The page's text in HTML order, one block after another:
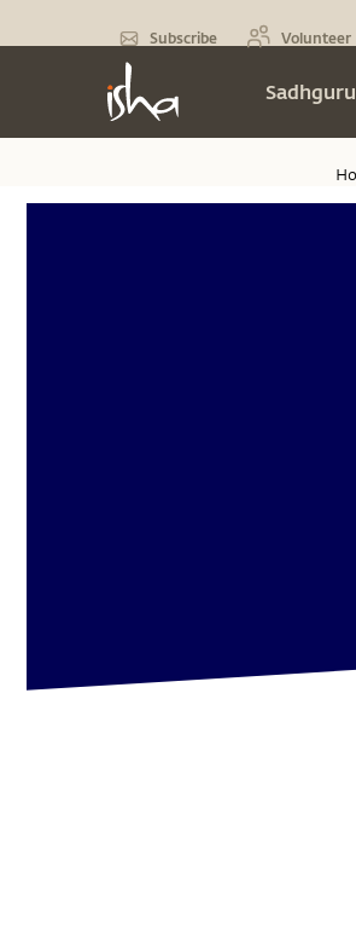
Subscribe Volunteer
Sadhguru